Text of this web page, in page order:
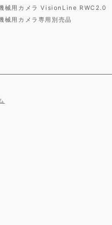
械用カメラ VisionLine RWC2.0
械用カメラ専用別売品